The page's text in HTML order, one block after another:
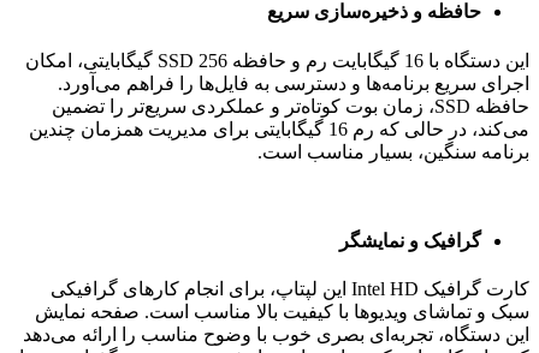
حافظه و ذخیره‌سازی سریع
این دستگاه با 16 گیگابایت رم و حافظه SSD 256 گیگابایتی، امکان
اجرای سریع برنامه‌ها و دسترسی به فایل‌ها را فراهم می‌آورد.
حافظه SSD، زمان بوت کوتاه‌تر و عملکردی سریع‌تر را تضمین
می‌کند، در حالی که رم 16 گیگابایتی برای مدیریت همزمان چندین
برنامه سنگین، بسیار مناسب است.
گرافیک و نمایشگر
کارت گرافیک Intel HD این لپتاپ، برای انجام کارهای گرافیکی
سبک و تماشای ویدیوها با کیفیت بالا مناسب است. صفحه نمایش
این دستگاه، تجربه‌ای بصری خوب با وضوح مناسب را ارائه می‌دهد